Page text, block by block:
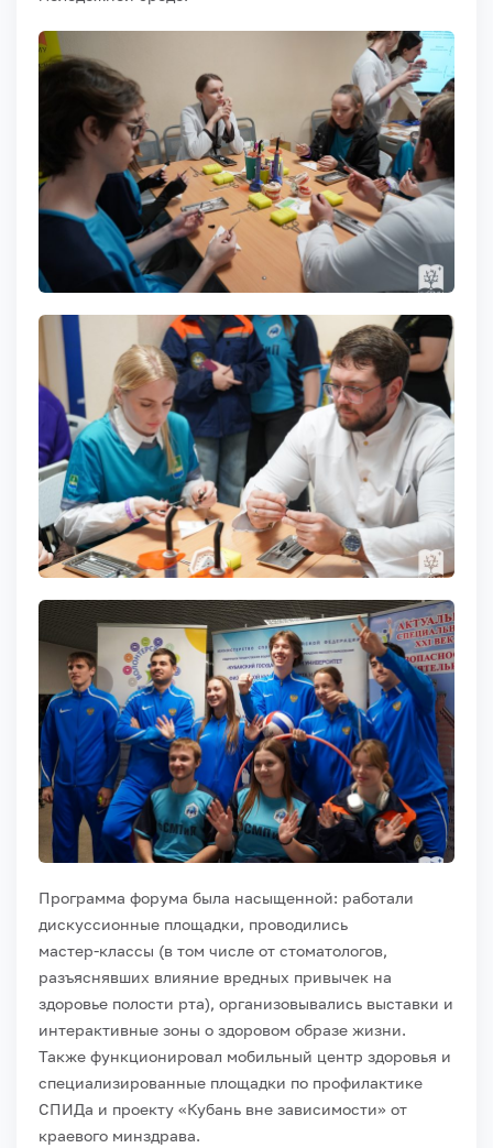
Программа форума была насыщенной: работали
дискуссионные площадки, проводились
мастер‑классы (в том числе от стоматологов,
разъяснявших влияние вредных привычек на
здоровье полости рта), организовывались выставки и
интерактивные зоны о здоровом образе жизни.
Также функционировал мобильный центр здоровья и
специализированные площадки по профилактике
СПИДа и проекту «Кубань вне зависимости» от
краевого минздрава.